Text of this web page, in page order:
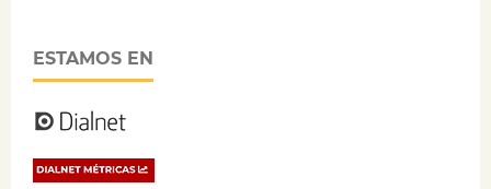
ESTAMOS EN